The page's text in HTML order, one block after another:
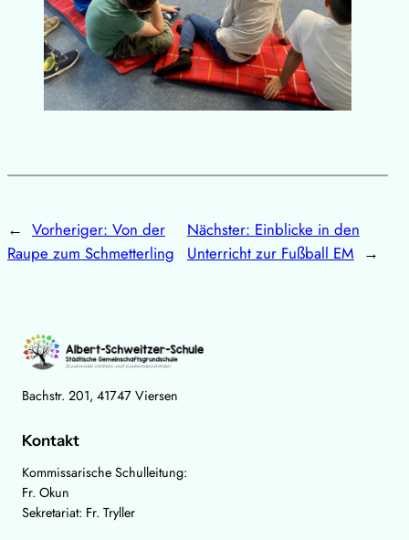
← Vorheriger: Von der
Raupe zum Schmetterling
Nächster: Einblicke in den
Unterricht zur Fußball EM →
Bachstr. 201, 41747 Viersen
Kontakt
Kommissarische Schulleitung:
Fr. Okun
Sekretariat: Fr. Tryller